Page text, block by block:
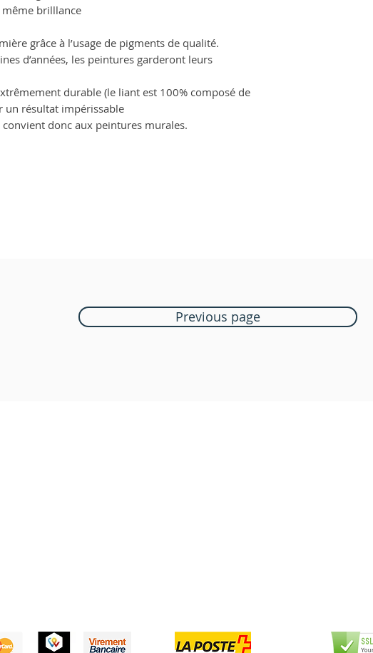
brilllance
grâce à l’usage de pigments de qualité.
d’années, les peintures garderont leurs
durable (le liant est 100% composé de
un résultat impérissable
convient donc aux peintures murales.
Previous page